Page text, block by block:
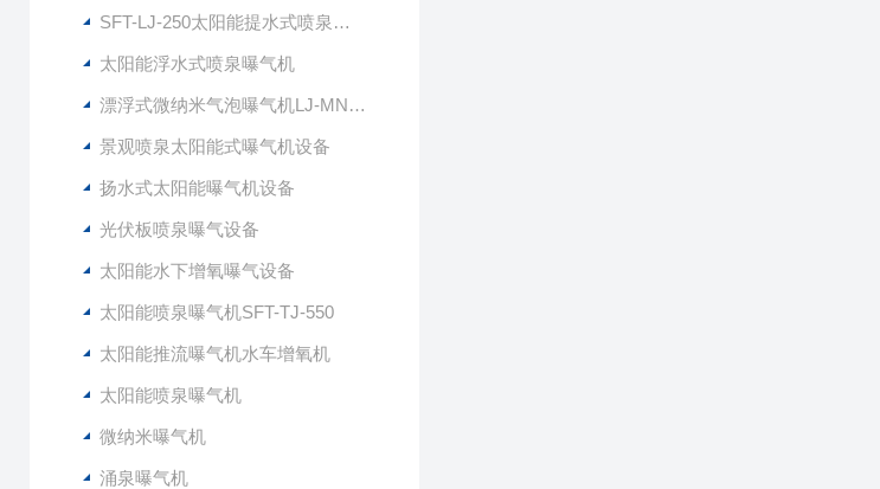
SFT-LJ-250太阳能提水式喷泉曝气机
太阳能浮水式喷泉曝气机
漂浮式微纳米气泡曝气机LJ-MNG7500
景观喷泉太阳能式曝气机设备
扬水式太阳能曝气机设备
光伏板喷泉曝气设备
太阳能水下增氧曝气设备
太阳能喷泉曝气机SFT-TJ-550
太阳能推流曝气机水车增氧机
太阳能喷泉曝气机
微纳米曝气机
涌泉曝气机